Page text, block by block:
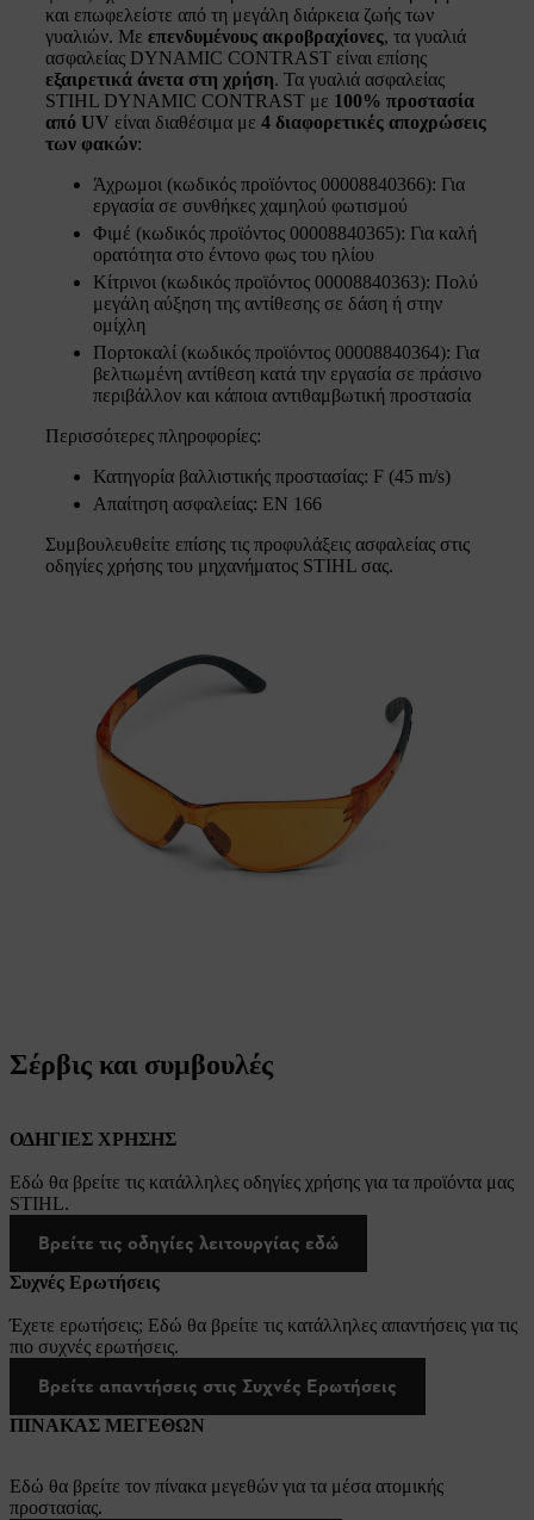
και επωφελείστε από τη μεγάλη διάρκεια ζωής των
γυαλιών. Με επενδυμένους ακροβραχίονες, τα γυαλιά
ασφαλείας DYNAMIC CONTRAST είναι επίσης
εξαιρετικά άνετα στη χρήση. Τα γυαλιά ασφαλείας
STIHL DYNAMIC CONTRAST με 100% προστασία
από UV είναι διαθέσιμα με 4 διαφορετικές αποχρώσεις
των φακών:
Άχρωμοι (κωδικός προϊόντος 00008840366): Για
εργασία σε συνθήκες χαμηλού φωτισμού
Φιμέ (κωδικός προϊόντος 00008840365): Για καλή
ορατότητα στο έντονο φως του ηλίου
Κίτρινοι (κωδικός προϊόντος 00008840363): Πολύ
μεγάλη αύξηση της αντίθεσης σε δάση ή στην
ομίχλη
Πορτοκαλί (κωδικός προϊόντος 00008840364): Για
βελτιωμένη αντίθεση κατά την εργασία σε πράσινο
περιβάλλον και κάποια αντιθαμβωτική προστασία
Περισσότερες πληροφορίες:
Κατηγορία βαλλιστικής προστασίας: F (45 m/s)
Απαίτηση ασφαλείας: EN 166
Συμβουλευθείτε επίσης τις προφυλάξεις ασφαλείας στις
οδηγίες χρήσης του μηχανήματος STIHL σας.
Σέρβις και συμβουλές
ΟΔΗΓΙΕΣ ΧΡΗΣΗΣ
Εδώ θα βρείτε τις κατάλληλες οδηγίες χρήσης για τα προϊόντα μας
STIHL.
Βρείτε τις οδηγίες λειτουργίας εδώ
Συχνές Ερωτήσεις
Έχετε ερωτήσεις; Εδώ θα βρείτε τις κατάλληλες απαντήσεις για τις
πιο συχνές ερωτήσεις.
Βρείτε απαντήσεις στις Συχνές Ερωτήσεις
ΠΙΝΑΚΑΣ ΜΕΓΕΘΩΝ
Εδώ θα βρείτε τον πίνακα μεγεθών για τα μέσα ατομικής
προστασίας.